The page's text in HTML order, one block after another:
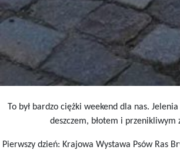
To był bardzo ciężki weekend dla nas.
deszczem, błotem i przenikliwym
Pierwszy dzień: Krajowa Wystawa Psów Ras